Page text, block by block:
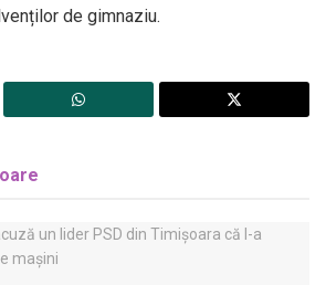
de gimnaziu.